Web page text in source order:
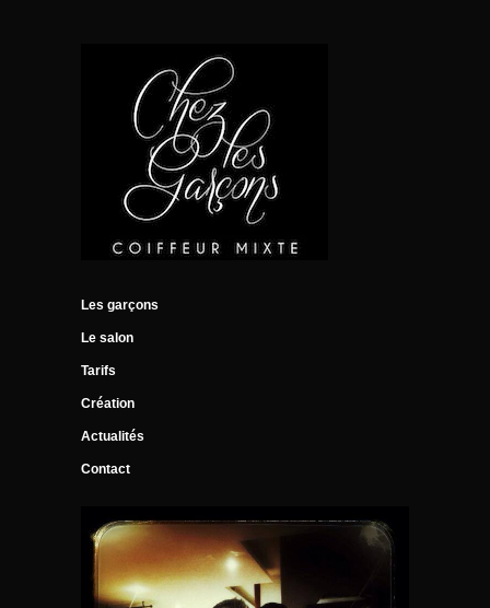
Les garçons
Le salon
Tarifs
Création
Actualités
Contact